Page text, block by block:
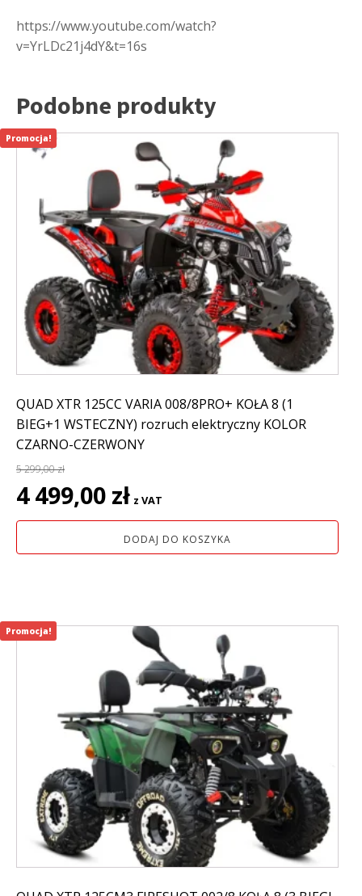
https://www.youtube.com/watch?
v=YrLDc21j4dY&t=16s
Podobne produkty
QUAD XTR 125CC VARIA 008/8PRO+ KOŁA 8 (1
BIEG+1 WSTECZNY) rozruch elektryczny KOLOR
CZARNO-CZERWONY
5 299,00zł
Pierwotna
cena
wynosiła:
4 499,00 zł cena
wynosi:
4
z VAT
DODAJ DO KOSZYKA
Promocja!
Promocja!